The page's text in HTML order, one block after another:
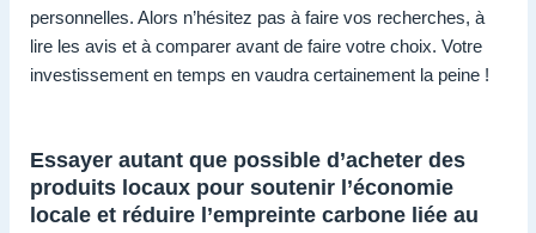
personnelles. Alors n’hésitez pas à faire vos recherches, à
lire les avis et à comparer avant de faire votre choix. Votre
investissement en temps en vaudra certainement la peine !
Essayer autant que possible d’acheter des
produits locaux pour soutenir l’économie
locale et réduire l’empreinte carbone liée au